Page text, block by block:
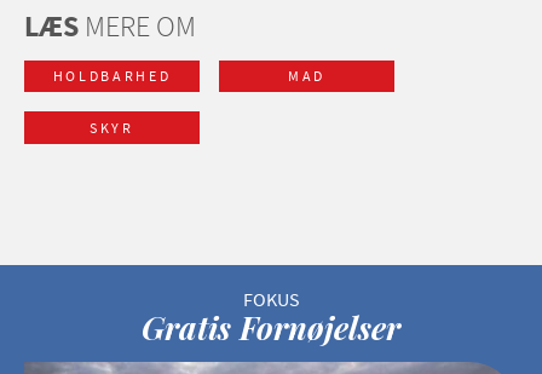
LÆS MERE OM
HOLDBARHED MAD
SKYR
Gratis Fornøjelser